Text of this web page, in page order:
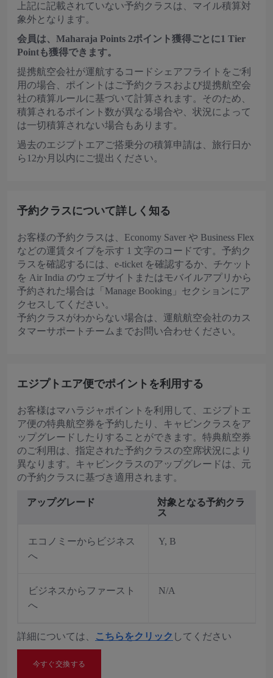
上記に記載されていない予約クラスは、マイル積算対
象外となります。
会員は、Maharaja Points 2ポイント獲得ごとに1 Tier
Pointも獲得できます。
提携航空会社が運航するコードシェアフライトをご利
用の場合、ポイントはご予約クラスおよび提携航空会
社の積算ルールに基づいて計算されます。そのため、
積算されるポイント数が異なる場合や、状況によって
は一切積算されない場合もあります。
過去のエジプトエアご搭乗分の積算申請は、旅行日か
ら12か月以内にご提出ください。
予約クラスについて詳しく知る
お客様の予約クラスは、Economy Saver や Business Flex
などの運賃タイプを示す 1 文字のコードです。予約ク
ラスを確認するには、e-ticket を確認するか、チケット
を Air India のウェブサイトまたはモバイルアプリから
予約された場合は「Manage Booking」セクションにア
クセスしてください。
予約クラスがわからない場合は、運航航空会社のカス
タマーサポートチームまでお問い合わせください。
エジプトエア便でポイントを利用する
お客様はマハラジャポイントを利用して、エジプトエ
ア便の特典航空券を予約したり、キャビンクラスをア
ップグレードしたりすることができます。特典航空券
のご利用は、指定された予約クラスの空席状況により
異なります。キャビンクラスのアップグレードは、元
の予約クラスに基づき適用されます。
アップグレード
対象となる予約クラ
ス
エコノミーからビジネス
へ
Y, B
ビジネスからファースト
へ
N/A
詳細については、 こちらをクリック してください
今すぐ交換する